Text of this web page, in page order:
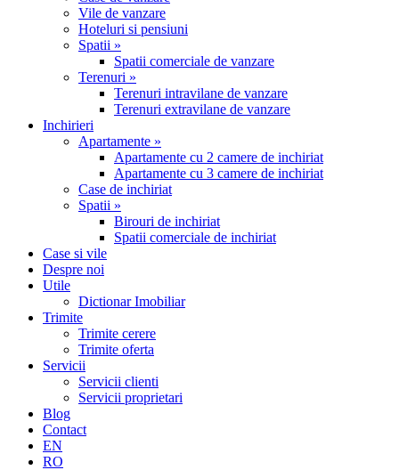
Vile de vanzare
Hoteluri si pensiuni
Spatii »
Spatii comerciale de vanzare
Terenuri »
Terenuri intravilane de vanzare
Terenuri extravilane de vanzare
Inchirieri
Apartamente »
Apartamente cu 2 camere de inchiriat
Apartamente cu 3 camere de inchiriat
Case de inchiriat
Spatii »
Birouri de inchiriat
Spatii comerciale de inchiriat
Case si vile
Despre noi
Utile
Dictionar Imobiliar
Trimite
Trimite cerere
Trimite oferta
Servicii
Servicii clienti
Servicii proprietari
Blog
Contact
EN
RO